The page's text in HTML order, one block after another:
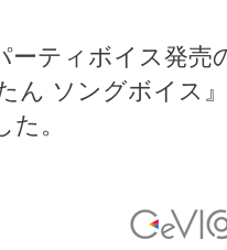
ーティボイス発
ん ソングボイス
。